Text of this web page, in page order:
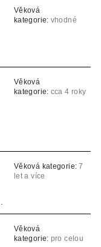
Věková
kategorie: vhodné
Věková
kategorie: cca 4 roky
Věková kategorie: 7
let a více
Věková
kategorie: pro celou